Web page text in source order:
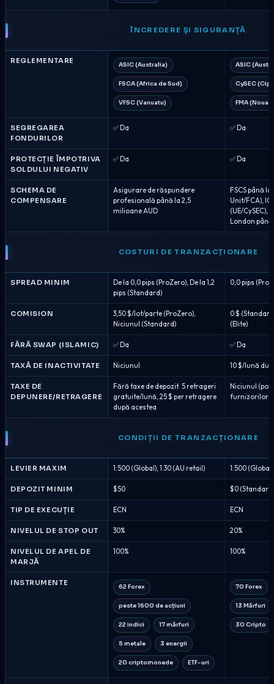
ÎNCREDERE ȘI SIGURANȚĂ
REGLEMENTARE ASIC (Australia)
FSCA (Africa de Sud)
VFSC (Vanuatu)
ASIC
CySEC
FMA (Noua
SEGREGAREA
FONDURILOR
✅ Da ✅ Da
PROTECȚIE ÎMPOTRIVA
SOLDULUI NEGATIV
✅ Da ✅ Da
SCHEMA DE
COMPENSARE
Asigurare de răspundere
profesională până la 2,5
milioane AUD
FSCS până
Unit/FCA),
(UE/
London
COSTURI DE TRANZACȚIONARE
SPREAD MINIM
De la 0,0 pips (ProZero), De la 1,2
pips (Standard)
0,0 pips (Pro/
COMISION
3,50 $/lot/parte (ProZero),
Niciunul (Standard)
0 $
(Elite)
FĂRĂ SWAP (ISLAMIC) ✅ Da ✅ Da
TAXĂ DE INACTIVITATE Niciunul 10 $/lună
TAXE DE
DEPUNERE/RETRAGERE
Fără taxe de depozit. 5 retrageri
gratuite/lună, 25 $ per retragere
după acestea
Niciunul (pot
furnizorilor
CONDIȚII DE TRANZACȚIONARE
LEVIER MAXIM 1:500 (Global), 1:30 (AU retail) 1:500
DEPOZIT MINIM $50 $0
TIP DE EXECUȚIE ECN ECN
NIVELUL DE STOP OUT 30% 20%
NIVELUL DE APEL DE
MARJĂ
100% 100%
INSTRUMENTE 62 Forex
peste 1600 de acțiuni
22 indici 17 mărfuri
5 metale 3 energii
20 criptomonede ETF-uri
70 Forex
13 Mărfuri
30 Cripto